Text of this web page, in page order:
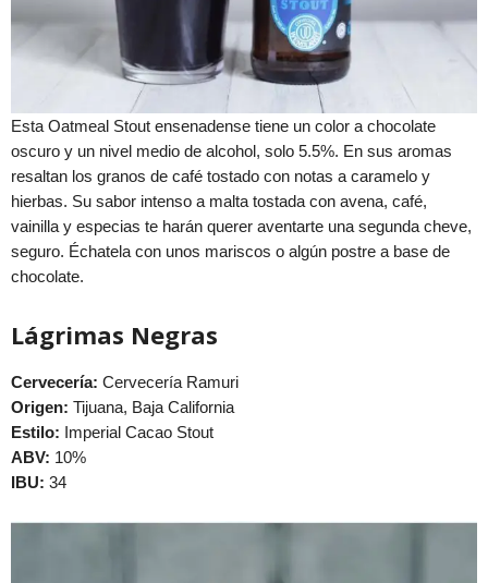
Esta Oatmeal Stout ensenadense tiene un color a chocolate
oscuro y un nivel medio de alcohol, solo 5.5%. En sus aromas
resaltan los granos de café tostado con notas a caramelo y
hierbas. Su sabor intenso a malta tostada con avena, café,
vainilla y especias te harán querer aventarte una segunda cheve,
seguro. Échatela con unos mariscos o algún postre a base de
chocolate.
Lágrimas Negras
Cervecería: Cervecería Ramuri
Origen: Tijuana, Baja California
Estilo: Imperial Cacao Stout
ABV: 10%
IBU: 34